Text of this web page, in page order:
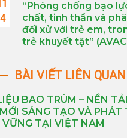
“Phòng chống bạo
chất, tinh thần và
đối xử với trẻ em,
trẻ khuyết tật”
BÀI VIẾT LIÊN QUAN
BAO TRÙM – NỀN
SÁNG TẠO VÀ PHÁT
VỮNG TẠI VIỆT NAM